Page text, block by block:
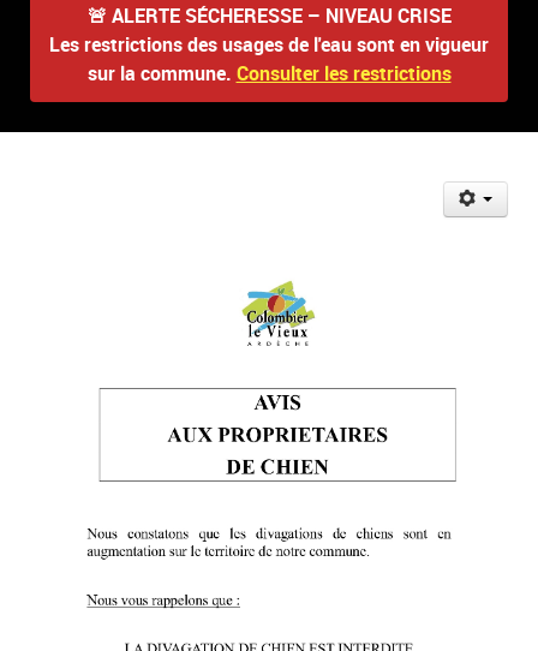
🚨 ALERTE SÉCHERESSE – NIVEAU CRISE
Les restrictions des usages de l'eau sont en vigueur
sur la commune. Consulter les restrictions